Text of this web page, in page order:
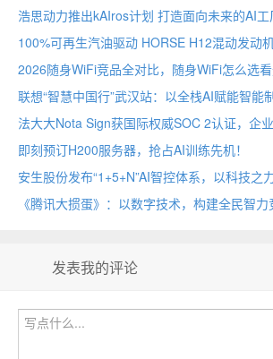
浩思动力推出kAIros计划 打造面向未来的AI工
100%可再生汽油驱动 HORSE H12混动发动
2026随身WiFi竞品全对比，随身WiFi怎么选
联想“智慧中国行”武汉站：以全栈AI赋能智能
即刻预订H200服务器，抢占AI训练先机！
《腾讯大掼蛋》：以数字技术，构建全民智力
发表我的评论